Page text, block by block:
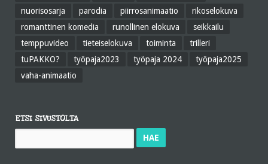
nuorisosarja
parodia piirrosanimaatio
rikoselokuva
romanttinen komedia
runollinen elokuva
seikkailu
temppuvideo
tieteiselokuva toiminta
trilleri
tuPAKKO?
työpaja2023 työpaja 2024
työpaja2025
vaha-animaatio
ETSI SIVUSTOLTA